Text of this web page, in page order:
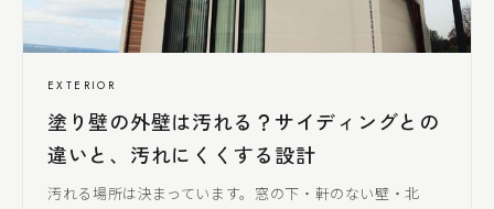
EXTERIOR
塗り壁の外壁は汚れる？サイディングとの
違いと、汚れにくく する設計
汚れる場所は決まっています。窓の下・軒のない壁・北